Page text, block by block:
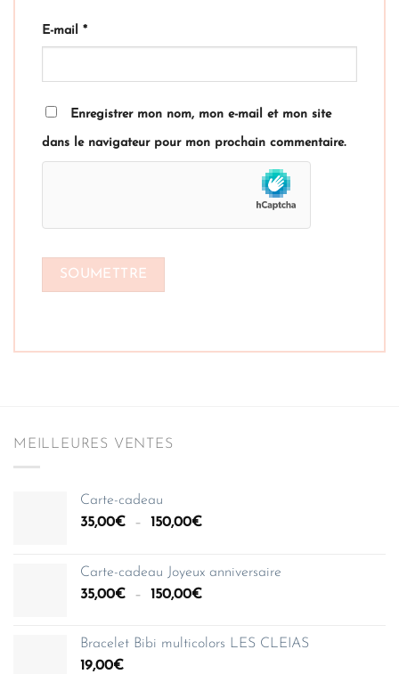
E-mail *
Enregistrer mon nom, mon e-mail et mon site
dans le navigateur pour mon prochain commentaire.
MEILLEURES VENTES
Carte-cadeau
35,00€ – 150,00€Plage
35,00€
à
Carte-cadeau Joyeux anniversaire
35,00€ – 150,00€Plage
35,00€
Bracelet Bibi multicolors LES CLEIAS
19,00€